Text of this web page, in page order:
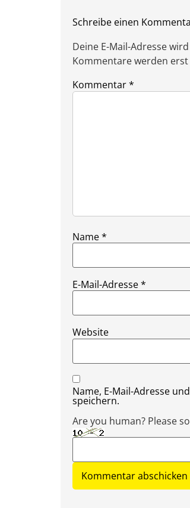
Schreibe einen
Deine E-Mail-Adresse
Kommentare werden
Kommentar*
Name*
E-Mail-Adresse*
Website
Name, E-Mail-Adresse
speichern.
Are you human? Please